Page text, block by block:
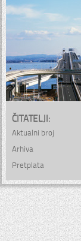
ČITATELJI:
Aktualni broj
Arhiva
Pretplata